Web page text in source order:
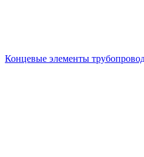
Концевые элементы